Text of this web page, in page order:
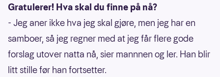
Gratulerer! Hva skal du finne på nå?
- Jeg aner ikke hva jeg skal gjøre, men jeg har en
samboer, så jeg regner med at jeg får flere gode
forslag utover natta nå, sier mannnen og ler. Han blir
litt stille før han fortsetter.